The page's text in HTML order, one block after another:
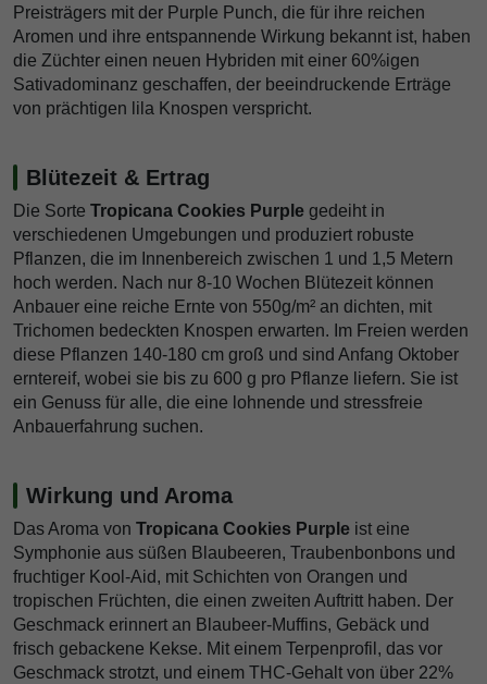
Preisträgers mit der Purple Punch, die für ihre reichen
Aromen und ihre entspannende Wirkung bekannt ist, haben
die Züchter einen neuen Hybriden mit einer 60%igen
Sativadominanz geschaffen, der beeindruckende Erträge
von prächtigen lila Knospen verspricht.
Blütezeit & Ertrag
Die Sorte Tropicana Cookies Purple gedeiht in
verschiedenen Umgebungen und produziert robuste
Pflanzen, die im Innenbereich zwischen 1 und 1,5 Metern
hoch werden. Nach nur 8-10 Wochen Blütezeit können
Anbauer eine reiche Ernte von 550g/m² an dichten, mit
Trichomen bedeckten Knospen erwarten. Im Freien werden
diese Pflanzen 140-180 cm groß und sind Anfang Oktober
erntereif, wobei sie bis zu 600 g pro Pflanze liefern. Sie ist
ein Genuss für alle, die eine lohnende und stressfreie
Anbauerfahrung suchen.
Wirkung und Aroma
Das Aroma von Tropicana Cookies Purple ist eine
Symphonie aus süßen Blaubeeren, Traubenbonbons und
fruchtiger Kool-Aid, mit Schichten von Orangen und
tropischen Früchten, die einen zweiten Auftritt haben. Der
Geschmack erinnert an Blaubeer-Muffins, Gebäck und
frisch gebackene Kekse. Mit einem Terpenprofil, das vor
Geschmack strotzt, und einem THC-Gehalt von über 22%